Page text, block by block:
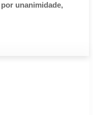
unanimidade,